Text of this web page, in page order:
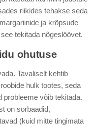
riikides tehakse seda
ja krõpsude
tekitada nõgeslöövet.
ohutuse
Tavaliselt kehtib
hulk tootes, seda
probleeme võib tekitada.
on sorbaadid,
(kuid mitte tingimata